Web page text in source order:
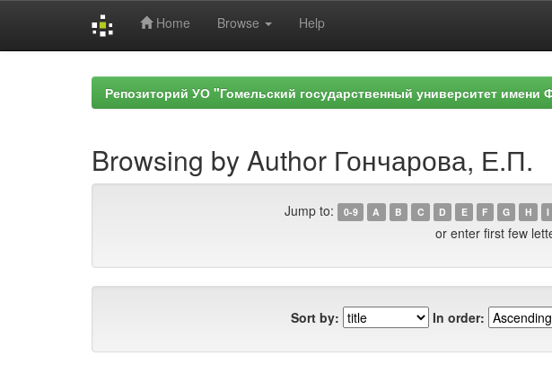
Home Browse Help
Репозиторий УО "Гомельский государственный университет имени
Browsing by Author Гончарова, Е.П.
Jump to: 0-9 A B C D E F G H I
or enter first few
Sort by: In order: